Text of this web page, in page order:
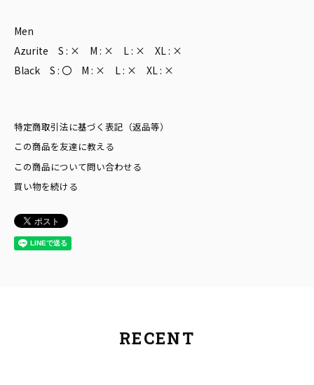
Men
Azurite S : × M : × L : × XL : ×
Black S : 〇 M : × L : × XL : ×
特定商取引法に基づく表記（返品等）
この商品を友達に教える
この商品について問い合わせる
買い物を続ける
RECENT